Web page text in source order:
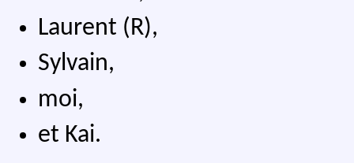
Laurent (R),
Sylvain,
moi,
et Kai.